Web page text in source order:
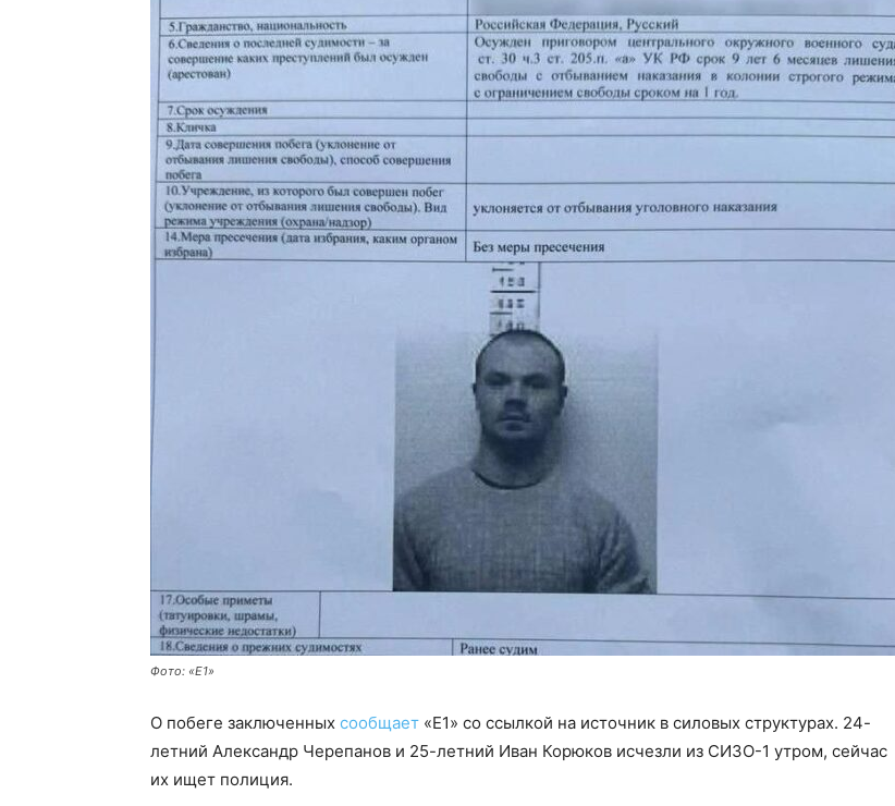
Фото: «Е1»
О побеге заключенных сообщает «Е1» со ссылкой на источник в силовых структурах. 24-
летний Александр Черепанов и 25-летний Иван Корюков исчезли из СИЗО-1 утром, сейчас
их ищет полиция.